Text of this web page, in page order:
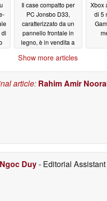
Il case compatto per
PC Jonsbo D33,
caratterizzato da un
pannello frontale in
legno, è in vendita a
Xbox
di 5
Show more articles
article: Rahim Amir
Duy- Editorial Assistant